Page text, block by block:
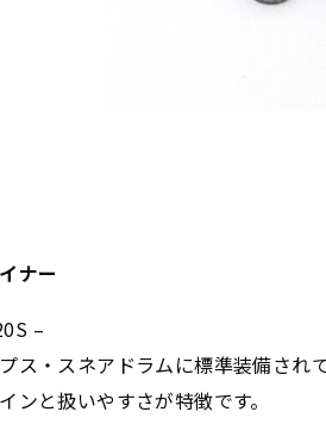
ナー
–
ス・スネアドラムに標準装備され
ンと扱いやすさが特徴です。